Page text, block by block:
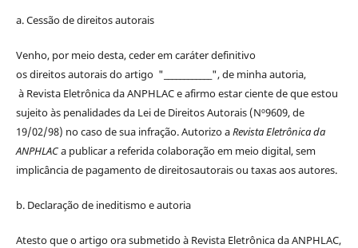
a. Cessão dedireitosautorais
Venho, por meio desta, ceder em caráter definitivo
osdireitosautoraisdo artigo "____________", de minha autoria,
à Revista Eletrônica da ANPHLACe afirmo estar ciente de que estou
sujeito às penalidades da Lei de DireitosAutorais(Nº9609, de
19/02/98) no caso de sua infração. Autorizo aRevista Eletrônica da
ANPHLACa publicar a referida colaboração em meio digital, sem
implicância de pagamento dedireitosautoraisou taxas aos autores.
b. Declaração de ineditismo e autoria
Atesto que o artigo ora submetido à Revista Eletrônica da ANPHLAC,